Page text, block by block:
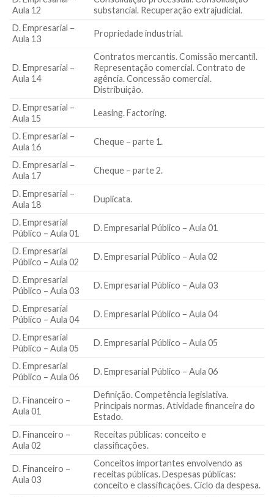
Aula 12
substancial. Recuperação extrajudicial.
D. Empresarial –
Aula 13
Propriedade industrial.
D. Empresarial –
Aula 14
Contratos mercantis. Comissão mercantil.
Representação comercial. Contrato de
agência. Concessão comercial.
Distribuição.
D. Empresarial –
Aula 15
Leasing. Factoring.
D. Empresarial –
Aula 16
Cheque – parte 1.
D. Empresarial –
Aula 17
Cheque – parte 2.
D. Empresarial –
Aula 18
Duplicata.
D. Empresarial
Público – Aula 01
D. Empresarial Público – Aula 01
D. Empresarial
Público – Aula 02
D. Empresarial Público – Aula 02
D. Empresarial
Público – Aula 03
D. Empresarial Público – Aula 03
D. Empresarial
Público – Aula 04
D. Empresarial Público – Aula 04
D. Empresarial
Público – Aula 05
D. Empresarial Público – Aula 05
D. Empresarial
Público – Aula 06
D. Empresarial Público – Aula 06
D. Financeiro –
Aula 01
Definição. Competência legislativa.
Principais normas. Atividade financeira do
Estado.
D. Financeiro –
Aula 02
Receitas públicas: conceito e
classificações.
D. Financeiro –
Aula 03
Conceitos importantes envolvendo as
receitas públicas. Despesas públicas:
conceito e classificações. Ciclo da despesa.